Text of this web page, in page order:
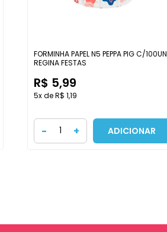
FORMINHA PAPEL N5 PEPPA PIG C/100UN
REGINA FESTAS
R$ 5,99
5x de R$ 1,19
- + ADICIONAR